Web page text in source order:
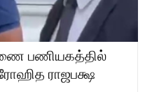
பணியகத்தில்
ராஜபக்ஷ